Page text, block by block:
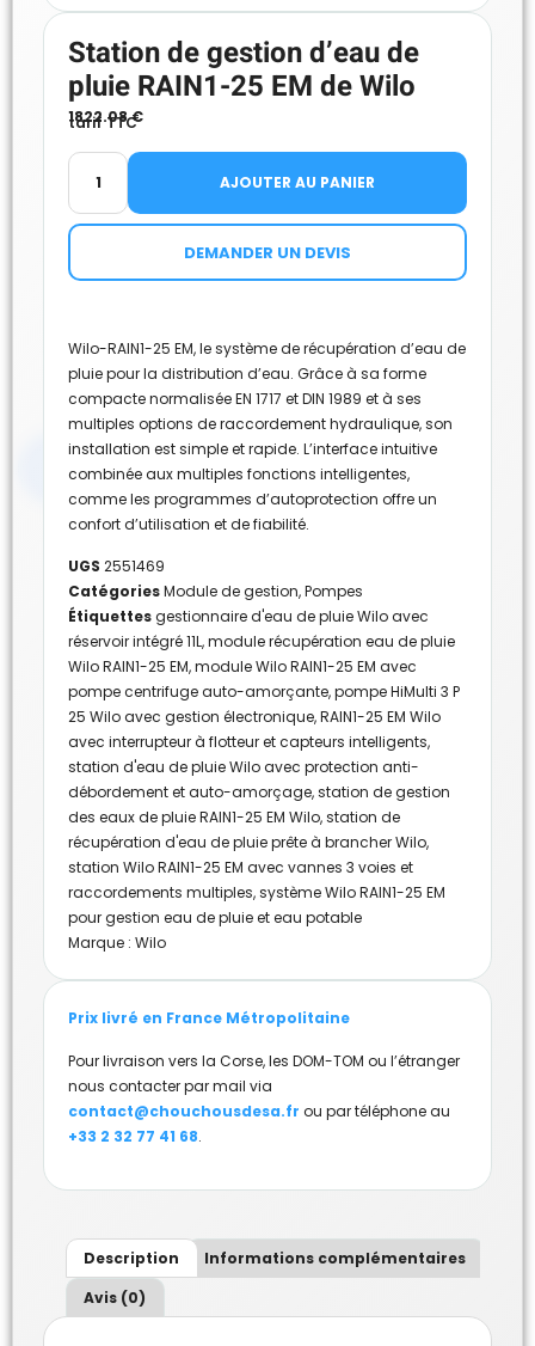
Station de gestion d’eau de
pluie RAIN1-25 EM de Wilo
1822.08€
tarif TTC
AJOUTER AU PANIER
DEMANDER UN DEVIS
Wilo-RAIN1-25 EM, le système de récupération d’eau de
pluie pour la distribution d’eau. Grâce à sa forme
compacte normalisée EN 1717 et DIN 1989 et à ses
multiples options de raccordement hydraulique, son
installation est simple et rapide. L’interface intuitive
combinée aux multiples fonctions intelligentes,
comme les programmes d’autoprotection offre un
confort d’utilisation et de fiabilité.
UGS 2551469
CatégoriesModule de gestion,Pompes
Étiquettesgestionnaire d'eau de pluie Wilo avec
réservoir intégré 11L,module récupération eau de pluie
Wilo RAIN1-25 EM,module Wilo RAIN1-25 EM avec
pompe centrifuge auto-amorçante,pompe HiMulti 3 P
25 Wilo avec gestion électronique,RAIN1-25 EM Wilo
avec interrupteur à flotteur et capteurs intelligents,
station d'eau de pluie Wilo avec protection anti-
débordement et auto-amorçage,station de gestion
des eaux de pluie RAIN1-25 EM Wilo,station de
récupération d'eau de pluie prête à brancher Wilo,
station Wilo RAIN1-25 EM avec vannes 3 voies et
raccordements multiples,système Wilo RAIN1-25 EM
pour gestion eau de pluie et eau potable
Marque : Wilo
Prix livré en France Métropolitaine
Pour livraison vers la Corse, les DOM-TOM ou l’étranger
nous contacter par mail via
contact@chouchousdesa.fr ou par téléphone au
+33 2 32 77 41 68.
Description
Informations complémentaires
Avis (0)